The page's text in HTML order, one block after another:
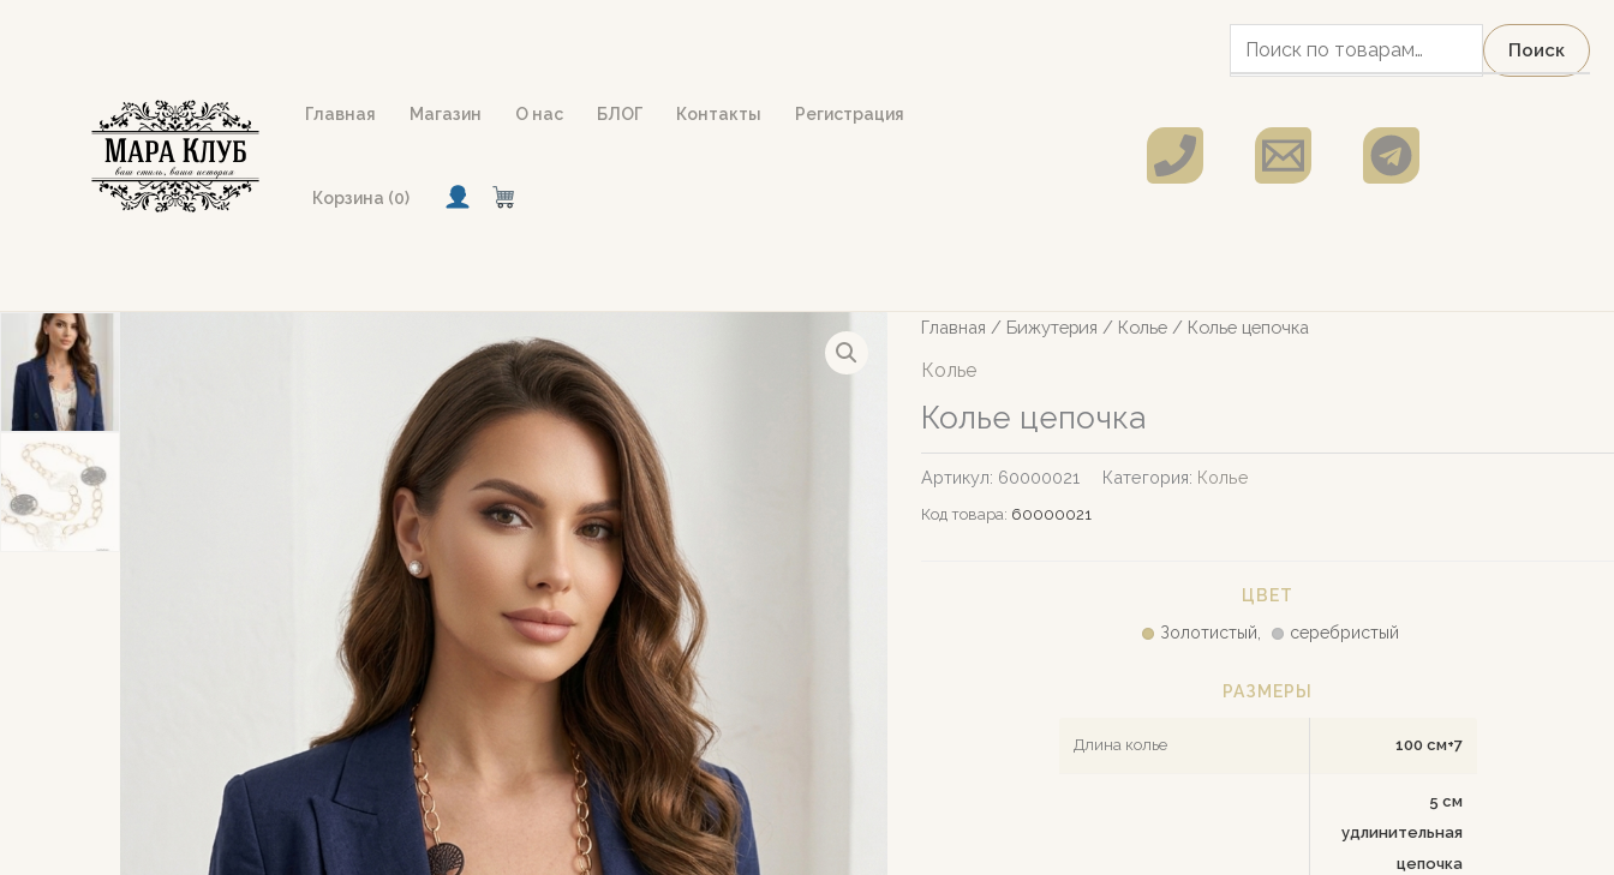
Главная Магазин О нас БЛОГ Контакты Регистрация
Корзина (0)
Искать:
Поиск
Главная / Бижутерия / Колье / Колье цепочка
Колье
Колье цепочка
Артикул: 60000021 Категория: Колье
Код товара: 60000021
ЦВЕТ
Золотистый,
серебристый
РАЗМЕРЫ
Длина колье 100 см+7
5 см
удлинительная
цепочка